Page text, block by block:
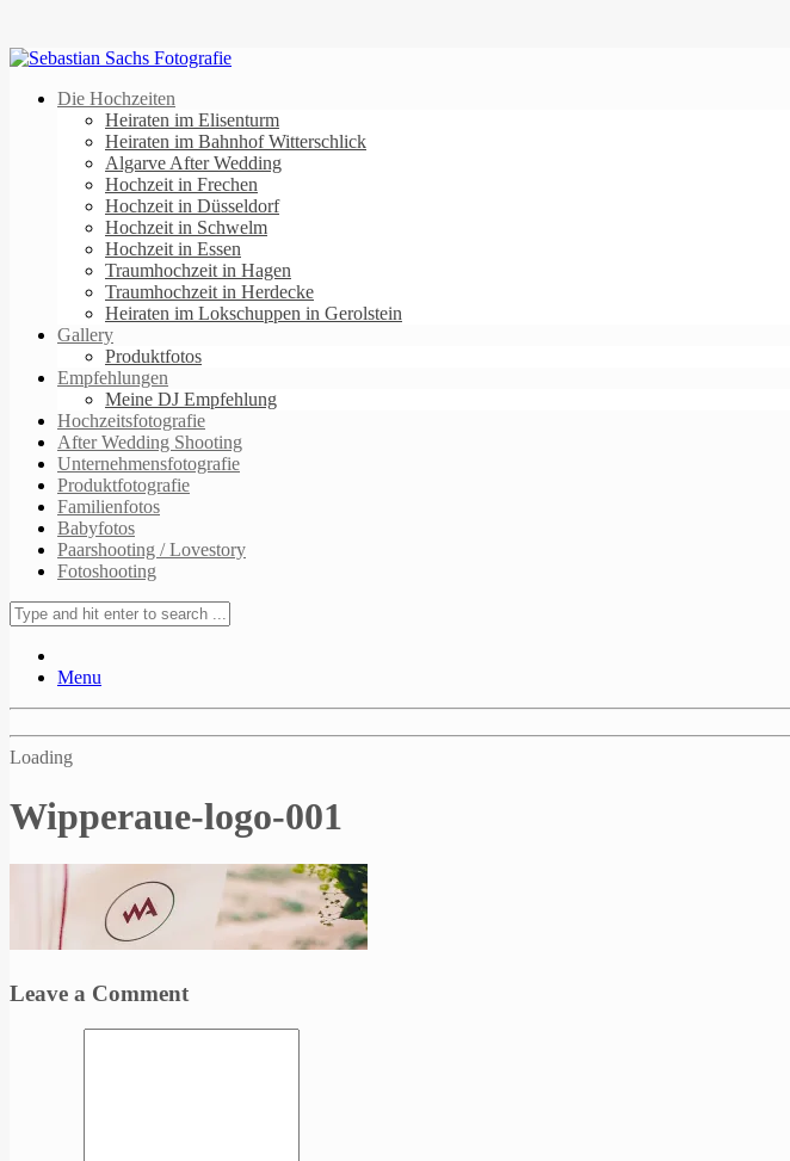
Die Hochzeiten
Heiraten im Elisenturm
Heiraten im Bahnhof Witterschlick
Algarve After Wedding
Hochzeit in Frechen
Hochzeit in Düsseldorf
Hochzeit in Schwelm
Hochzeit in Essen
Traumhochzeit in Hagen
Traumhochzeit in Herdecke
Heiraten im Lokschuppen in Gerolstein
Gallery
Produktfotos
Empfehlungen
Meine DJ Empfehlung
Hochzeitsfotografie
After Wedding Shooting
Unternehmensfotografie
Produktfotografie
Familienfotos
Babyfotos
Paarshooting / Lovestory
Fotoshooting
Menu
Loading
Wipperaue-logo-001
Leave a Comment